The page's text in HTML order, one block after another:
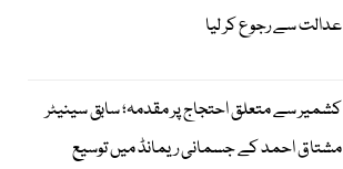
عدالت سے رجوع کر لیا
کشمیر سے متعلق احتجاج پر مقدمہ؛ سابق سینیٹر
مشتاق احمد کے جسمانی ریمانڈ میں توسیع